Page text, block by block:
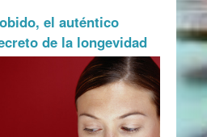
el auténtico
de la longevidad